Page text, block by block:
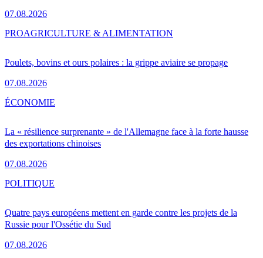
07.08.2026
Poulets, bovins et ours polaires : la grippe aviaire se propage
07.08.2026
PROAGRICULTURE & ALIMENTATION
La « résilience surprenante » de l'Allemagne face à la forte hausse
des exportations chinoises
07.08.2026
ÉCONOMIE
Quatre pays européens mettent en garde contre les projets de la
Russie pour l'Ossétie du Sud
07.08.2026
POLITIQUE